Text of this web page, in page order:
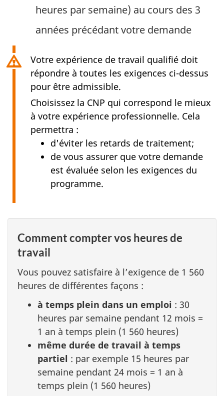
heures par semaine) au cours des 3
années précédant votre demande
Votre expérience de travail qualifié doit
répondre à toutes les exigences ci-dessus
pour être admissible.
Choisissez la CNP qui correspond le mieux
à votre expérience professionnelle. Cela
permettra :
d'éviter les retards de traitement;
de vous assurer que votre demande
est évaluée selon les exigences du
programme.
Comment compter vos heures de
travail
Vous pouvez satisfaire à l’exigence de 1 560
heures de différentes façons :
à temps plein dans un emploi : 30
heures par semaine pendant 12 mois =
1 an à temps plein (1 560 heures)
même durée de travail à temps
partiel : par exemple 15 heures par
semaine pendant 24 mois = 1 an à
temps plein (1 560 heures)